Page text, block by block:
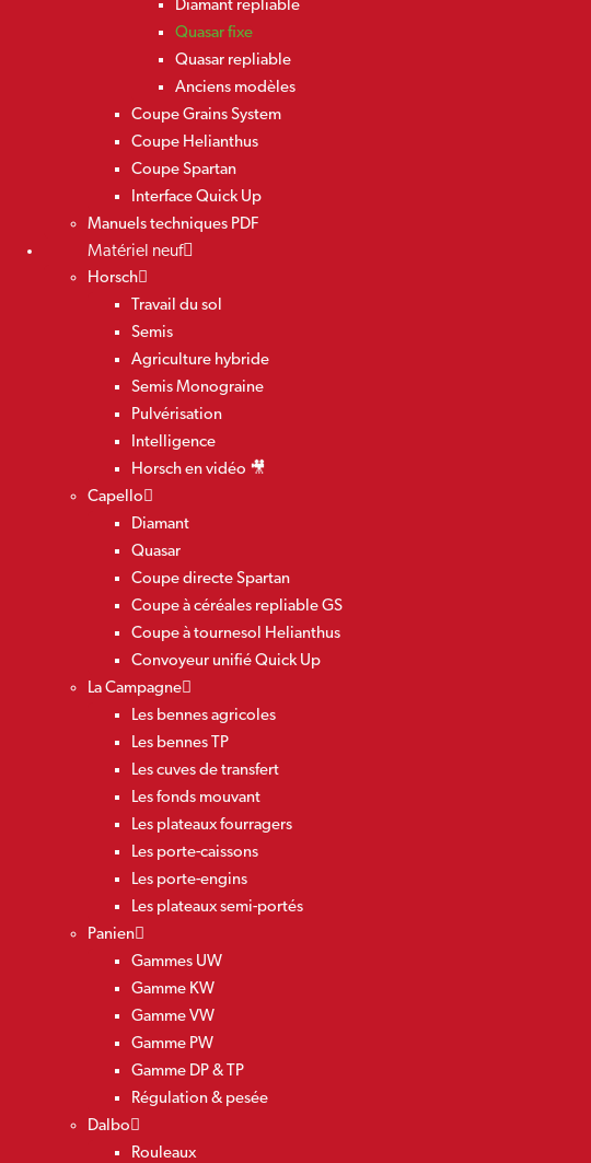
Diamant repliable
Quasar fixe
Quasar repliable
Anciens modèles
Coupe Grains System
Coupe Helianthus
Coupe Spartan
Interface Quick Up
Manuels techniques PDF
Matériel neuf
Horsch
Travail du sol
Semis
Agriculture hybride
Semis Monograine
Pulvérisation
Intelligence
Horsch en vidéo 🎥
Capello
Diamant
Quasar
Coupe directe Spartan
Coupe à céréales repliable GS
Coupe à tournesol Helianthus
Convoyeur unifié Quick Up
La Campagne
Les bennes agricoles
Les bennes TP
Les cuves de transfert
Les fonds mouvant
Les plateaux fourragers
Les porte-caissons
Les porte-engins
Les plateaux semi-portés
Panien
Gammes UW
Gamme KW
Gamme VW
Gamme PW
Gamme DP & TP
Régulation & pesée
Dalbo
Rouleaux